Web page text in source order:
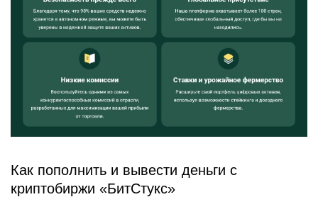
Как пополнить и вывести деньги с
криптобиржи «БитСтукс»